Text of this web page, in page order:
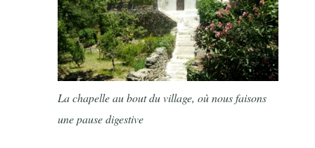
La chapelle au bout du village, où nous faisons
une pause digestive